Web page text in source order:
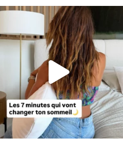
sommeil est essentiel à notre bien-
être… et...
102 14